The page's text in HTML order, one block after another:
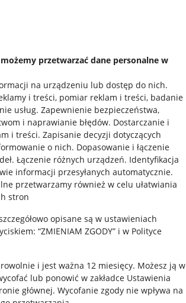
przetwarzać dane personalne w
na urządzeniu lub dostęp do nich.
i treści, pomiar reklam i treści, badanie
usług. Zapewnienie bezpieczeństwa,
i naprawianie błędów. Dostarczanie i
i treści. Zapisanie decyzji dotyczących
o nich. Dopasowanie i łączenie
. Łączenie różnych urządzeń. Identyfikacja
informacji przesyłanych automatycznie.
przetwarzamy również w celu ułatwiania
stron
opisane są w ustawieniach
“ZMIENIAM ZGODY” i w Polityce
i jest ważna 12 miesięcy. Możesz ją w
lub ponowić w zakładce Ustawienia
głównej. Wycofanie zgody nie wpływa na
Pobierz aplikację